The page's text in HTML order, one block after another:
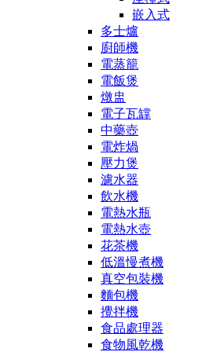
嵌入式
多士爐
廚師機
電蒸籠
電飯煲
燉盅
電子瓦罉
中藥壺
電炸煱
壓力煲
濾水器
飲水機
電熱水瓶
電熱水壺
花茶機
低溫慢煮機
真空包裝機
麵包機
攪拌機
食品處理器
食物風乾機